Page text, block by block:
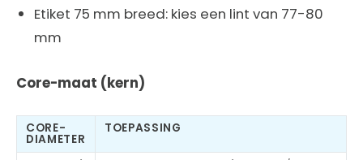
Etiket 75 mm breed: kies een lint van 77-80
mm
Core-maat (kern)
CORE-
DIAMETER
TOEPASSING